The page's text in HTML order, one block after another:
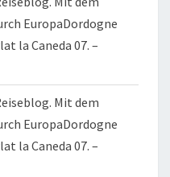
EuropaDordogne
la Caneda 07. –
Mit dem
EuropaDordogne
la Caneda 07. –